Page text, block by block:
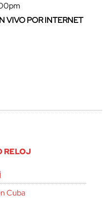
VIVO POR INTERNET
RELOJ
Cuba